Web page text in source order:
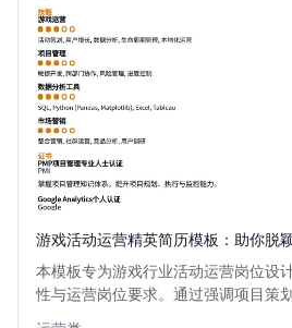
游戏活动运营精英简历模板：助你脱
本模板专为游戏行业活动运营岗位设
性与运营岗位要求。通过强调项目策